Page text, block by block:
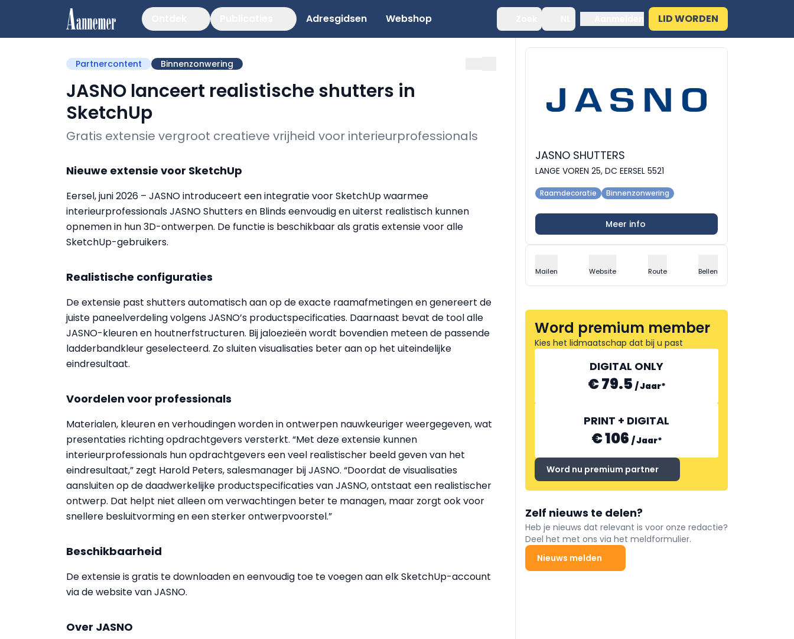
Adresgidsen Webshop LID WORDEN
Partnercontent Binnenzonwering
JASNO lanceert realistische shutters in
SketchUp
Gratis extensie vergroot creatieve vrijheid voor interieurprofessionals
Nieuwe extensie voor SketchUp
Eersel, juni 2026 – JASNO introduceert een integratie voor SketchUp waarmee
interieurprofessionals JASNO Shutters en Blinds eenvoudig en uiterst realistisch kunnen
opnemen in hun 3D-ontwerpen. De functie is beschikbaar als gratis extensie voor alle
SketchUp-gebruikers.
Realistische configuraties
De extensie past shutters automatisch aan op de exacte raamafmetingen en genereert de
juiste paneelverdeling volgens JASNO’s productspecificaties. Daarnaast bevat de tool alle
JASNO-kleuren en houtnerfstructuren. Bij jaloezieën wordt bovendien meteen de passende
ladderbandkleur geselecteerd. Zo sluiten visualisaties beter aan op het uiteindelijke
eindresultaat.
Voordelen voor professionals
Materialen, kleuren en verhoudingen worden in ontwerpen nauwkeuriger weergegeven, wat
presentaties richting opdrachtgevers versterkt. “Met deze extensie kunnen
interieurprofessionals hun opdrachtgevers een veel realistischer beeld geven van het
eindresultaat,” zegt Harold Peters, salesmanager bij JASNO. “Doordat de visualisaties
aansluiten op de daadwerkelijke productspecificaties van JASNO, ontstaat een realistischer
ontwerp. Dat helpt niet alleen om verwachtingen beter te managen, maar zorgt ook voor
snellere besluitvorming en een sterker ontwerpvoorstel.”
Beschikbaarheid
De extensie is gratis te downloaden en eenvoudig toe te voegen aan elk SketchUp-account
via de website van JASNO.
Over JASNO
JASNO SHUTTERS
LANGE VOREN 25, DC EERSEL 5521
Raamdecoratie Binnenzonwering
Meer info
Mailen Website Route Bellen
Word premium member
Kies het lidmaatschap dat bij u past
DIGITAL ONLY
€ 79.5 /Jaar*
PRINT + DIGITAL
€ 106 /Jaar*
Word nu premium partner
Zelf nieuws te delen?
Heb je nieuws dat relevant is voor onze redactie?
Deel het met ons via het meldformulier.
Nieuws melden